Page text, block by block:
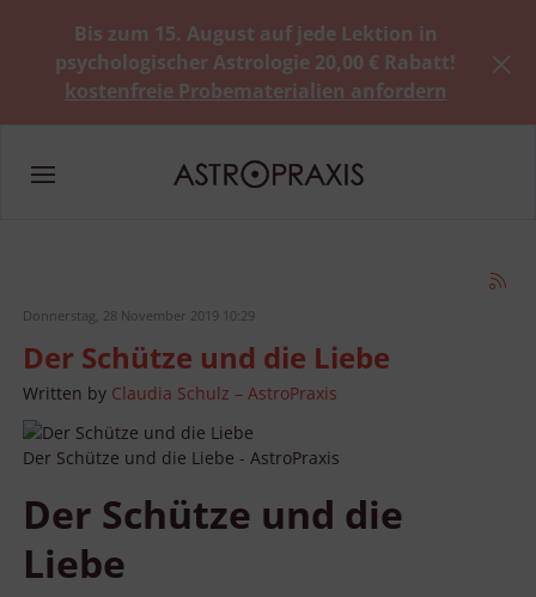
Bis zum 15. August auf jede Lektion in
psychologischer Astrologie 20,00 € Rabatt!
kostenfreie Probematerialien anfordern
Donnerstag, 28 November 2019 10:29
Der Schütze und die Liebe
Written by Claudia Schulz – AstroPraxis
Der Schütze und die Liebe - AstroPraxis
Der Schütze und die
Liebe